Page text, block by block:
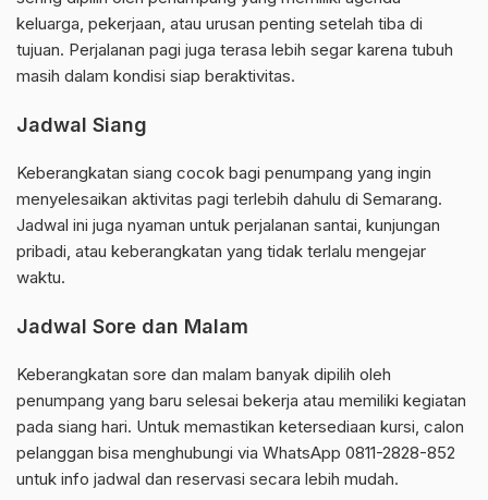
keluarga, pekerjaan, atau urusan penting setelah tiba di
tujuan. Perjalanan pagi juga terasa lebih segar karena tubuh
masih dalam kondisi siap beraktivitas.
Jadwal Siang
Keberangkatan siang cocok bagi penumpang yang ingin
menyelesaikan aktivitas pagi terlebih dahulu di Semarang.
Jadwal ini juga nyaman untuk perjalanan santai, kunjungan
pribadi, atau keberangkatan yang tidak terlalu mengejar
waktu.
Jadwal Sore dan Malam
Keberangkatan sore dan malam banyak dipilih oleh
penumpang yang baru selesai bekerja atau memiliki kegiatan
pada siang hari. Untuk memastikan ketersediaan kursi, calon
pelanggan bisa menghubungi via WhatsApp 0811-2828-852
untuk info jadwal dan reservasi secara lebih mudah.